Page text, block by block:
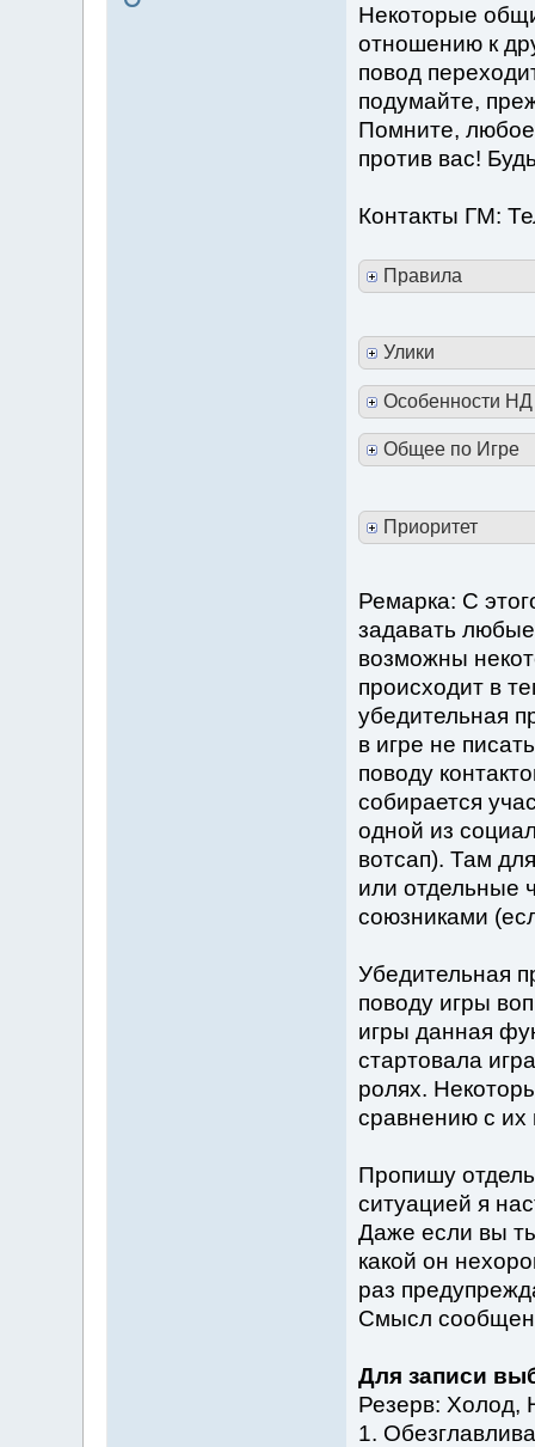
Некоторые
отношению к
повод
подумайте,
Помните,
против вас!
Контакты ГМ:
Правила
Улики
Особенности НД
Общее по Игре
Приоритет
Ремарка: С
задавать
возможны
происходит в
убедительная
в игре не
поводу
собирается
одной из
вотсап). Там
или отдельные
союзниками
Убедительная
поводу игры
игры данная
стартовала
ролях.
сравнению с их
Пропишу
ситуацией я
Даже если вы
какой он
раз
Смысл
Для записи
Резерв: Холод,
1.